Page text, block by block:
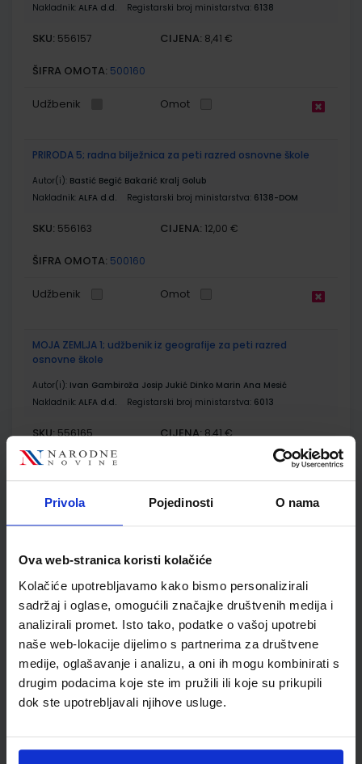
Privola Pojedinosti O nama
Ova web-stranica koristi kolačiće
Kolačiće upotrebljavamo kako bismo personalizirali
sadržaj i oglase, omogućili značajke društvenih medija i
analizirali promet. Isto tako, podatke o vašoj upotrebi
naše web-lokacije dijelimo s partnerima za društvene
medije, oglašavanje i analizu, a oni ih mogu kombinirati s
drugim podacima koje ste im pružili ili koje su prikupili
dok ste upotrebljavali njihove usluge.
Nakladnik: ALFA d.d. Registarski broj ministarstva: 6138
SKU: 556157 CIJENA: 8,41 €
ŠIFRA OMOTA: 500160
Udžbenik Omot
PRIRODA 5; radna bilježnica za peti razred osnovne škole
Autor(i): Bastić Begić Bakarić Kralj Golub
Nakladnik: ALFA d.d. Registarski broj ministarstva: 6138-DOM
SKU: 556163 CIJENA: 12,00 €
ŠIFRA OMOTA: 500160
Udžbenik Omot
MOJA ZEMLJA 1; udžbenik iz geografije za peti razred
osnovne škole
Autor(i): Ivan Gambiroža Josip Jukić Dinko Marin Ana Mesić
Nakladnik: ALFA d.d. Registarski broj ministarstva: 6013
SKU:556165 CIJENA:8,41 €
ŠIFRA OMOTA: 500167
Udžbenik Omot
osnovne škole
Autor(i): Ivan Gambiroža Josip Jukić Dinko Marin Ana Mesić
Nakladnik:ALFA d.d. Registarski broj ministarstva:6013-DOM
SKU: 556166 CIJENA: 12,00 €
ŠIFRA OMOTA: 500160
Udžbenik Omot
MOJA POVIJEST 5; udžbenik za Povijest za 5. razred osnovne